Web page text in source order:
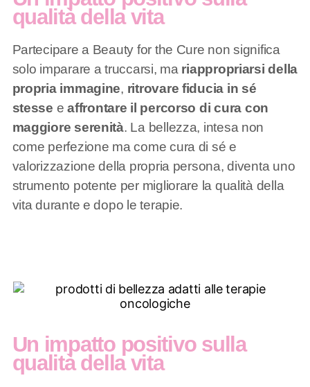
qualità della vita
Partecipare a Beauty for the Cure non significa
solo imparare a truccarsi, ma riappropriarsi della
propria immagine, ritrovare fiducia in sé
stesse eaffrontare il percorso di cura con
maggiore serenità. La bellezza, intesa non
come perfezione ma come cura di sé e
valorizzazione della propria persona, diventa uno
strumento potente per migliorare la qualità della
vita durante e dopo le terapie.
Un impatto positivo sulla
qualità della vita